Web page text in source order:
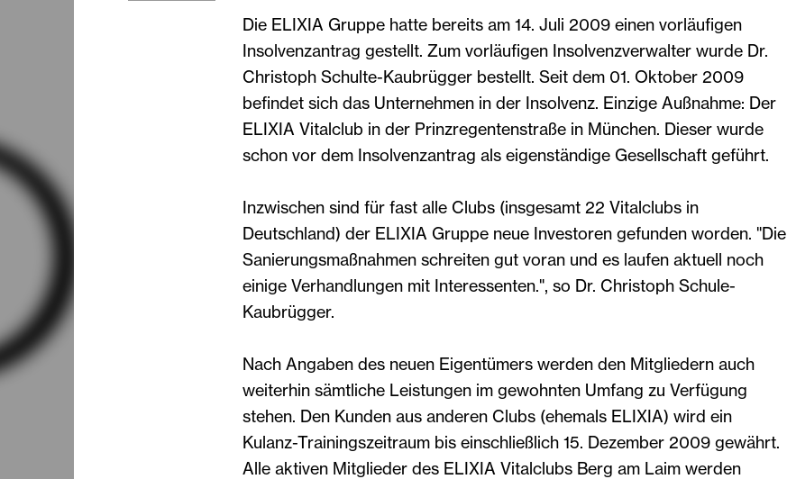
Die ELIXIA Gruppe hatte bereits am 14. Juli 2009 einen vorläufigen
Insolvenzantrag gestellt. Zum vorläufigen Insolvenzverwalter wurde Dr.
Christoph Schulte-Kaubrügger bestellt. Seit dem 01. Oktober 2009
befindet sich das Unternehmen in der Insolvenz. Einzige Außnahme: Der
ELIXIA Vitalclub in der Prinzregentenstraße in München. Dieser wurde
schon vor dem Insolvenzantrag als eigenständige Gesellschaft geführt.
Inzwischen sind für fast alle Clubs (insgesamt 22 Vitalclubs in
Deutschland) der ELIXIA Gruppe neue Investoren gefunden worden. "Die
Sanierungsmaßnahmen schreiten gut voran und es laufen aktuell noch
einige Verhandlungen mit Interessenten.", so Dr. Christoph Schule-
Kaubrügger.
Nach Angaben des neuen Eigentümers werden den Mitgliedern auch
weiterhin sämtliche Leistungen im gewohnten Umfang zu Verfügung
stehen. Den Kunden aus anderen Clubs (ehemals ELIXIA) wird ein
Kulanz-Trainingszeitraum bis einschließlich 15. Dezember 2009 gewährt.
Alle aktiven Mitglieder des ELIXIA Vitalclubs Berg am Laim werden